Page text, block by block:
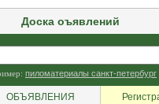
Доска оъявлений
пиломатериалы санкт-петербург
ОБЪЯВЛЕНИЯ